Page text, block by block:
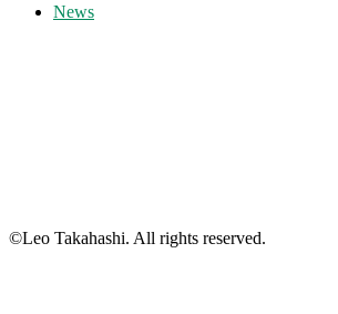
News
©Leo Takahashi. All rights reserved.